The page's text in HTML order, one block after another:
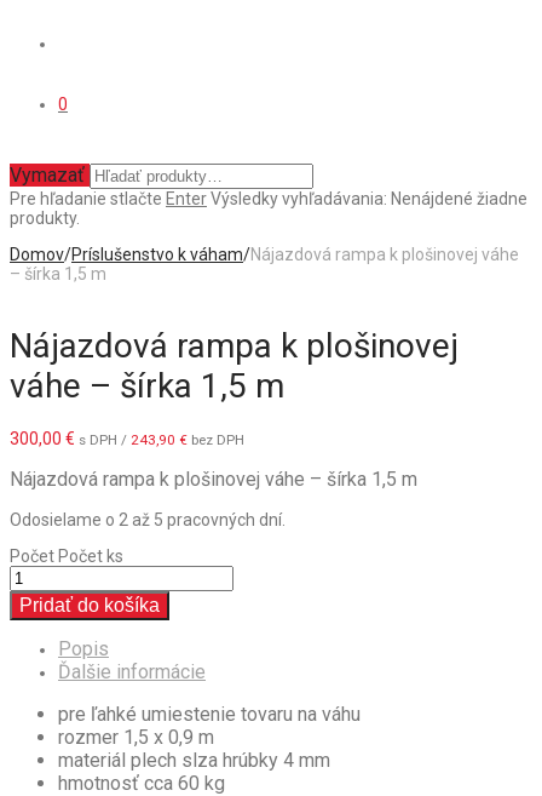
0
Vymazať
Pre hľadanie stlačte EnterVýsledky vyhľadávania: Nenájdené žiadne
produkty.
Domov/Príslušenstvo k váham/Nájazdová rampa k plošinovej váhe
– šírka 1,5 m
Nájazdová rampa k plošinovej
váhe – šírka 1,5 m
300,00 € s DPH / 243,90 € bez DPH
Nájazdová rampa k plošinovej váhe – šírka 1,5 m
Odosielame o 2 až 5 pracovných dní.
PočetPočet ks
Pridať do košíka
Popis
Ďalšie informácie
pre ľahké umiestenie tovaru na váhu
rozmer 1,5 x 0,9 m
materiál plech slza hrúbky 4 mm
hmotnosť cca 60 kg